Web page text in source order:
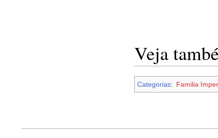
Veja
Categorias: Familia